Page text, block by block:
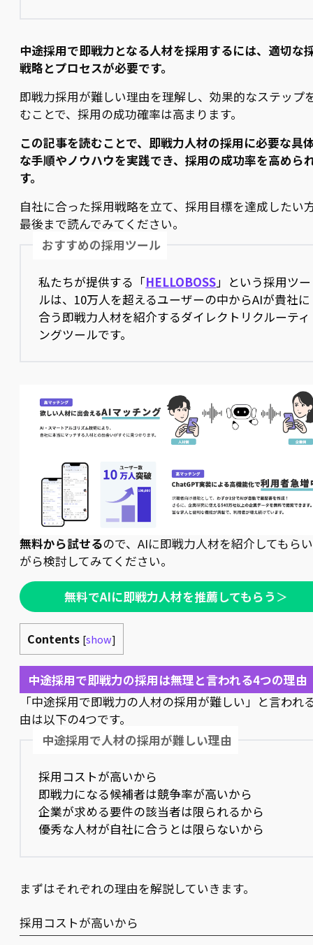
中途採用で即戦力となる人材を採用するには、適切な
戦略とプロセスが必要です。
即戦力採用が難しい理由を理解し、効果的なステップ
むことで、採用の成功確率は高まります。
この記事を読むことで、即戦力人材の採用に必要な具
な手順やノウハウを実践でき、採用の成功率を高めら
す。
自社に合った採用戦略を立て、採用目標を達成したい
最後まで読んでみてください。
おすすめの採用ツール
私たちが提供する「HELLOBOSS」という採用ツー
ルは、10万人を超えるユーザーの中からAIが貴社に
合う即戦力人材を紹介するダイレクトリクルーティ
ングツールです。
無料から試せるので、AIに即戦力人材を紹介してもら
がら検討してみてください。
無料でAIに即戦力人材を推薦してもらう ＞
Contents [show]
中途採用で即戦力の採用は無理と言われる4つの理由
「中途採用で即戦力の人材の採用が難しい」と言われ
由は以下の4つです。
中途採用で人材の採用が難しい理由
採用コストが高いから
即戦力になる候補者は競争率が高いから
企業が求める要件の該当者は限られるから
優秀な人材が自社に合うとは限らないから
まずはそれぞれの理由を解説していきます。
採用コストが高いから